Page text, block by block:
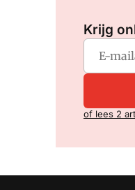
Krijg
of lees 2